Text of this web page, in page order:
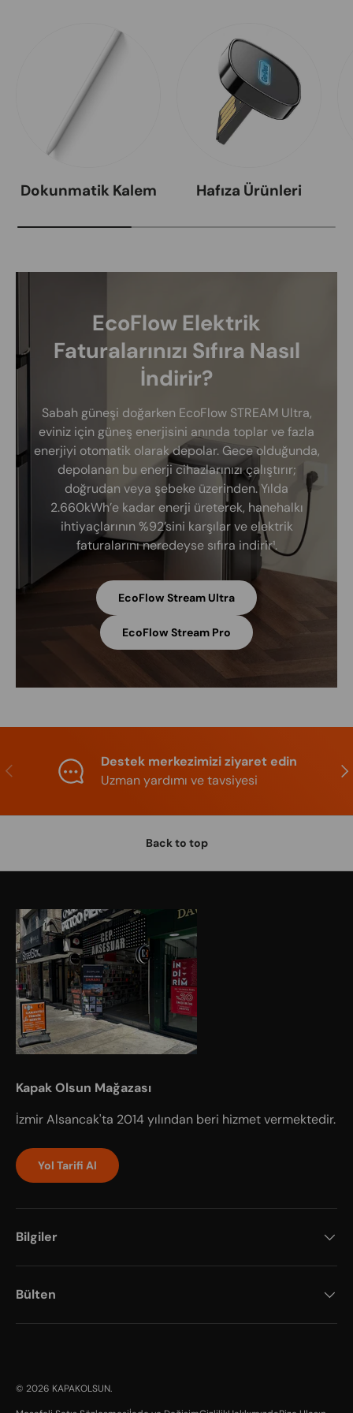
Dokunmatik Kalem Hafıza Ürünleri
EcoFlow Elektrik
Faturalarınızı Sıfıra Nasıl
İndirir?
Sabah güneşi doğarken EcoFlow STREAM Ultra,
eviniz için güneş enerjisini anında toplar ve fazla
enerjiyi otomatik olarak depolar. Gece olduğunda,
depolanan bu enerji cihazlarınızı çalıştırır;
doğrudan veya şebeke üzerinden. Yılda
2.660kWh’e kadar enerji üreterek, hanehalkı
ihtiyaçlarının %92’sini karşılar ve elektrik
faturalarını neredeyse sıfıra indirir¹.
EcoFlow Stream Ultra
EcoFlow Stream Pro
Previous
Destek merkezimizi ziyaret edin
Uzman yardımı ve tavsiyesi
Back to top
Kapak Olsun Mağazası
İzmir Alsancak'ta 2014 yılından beri hizmet vermektedir.
Yol Tarifi Al
Bilgiler
Bülten
© 2026 KAPAKOLSUN.